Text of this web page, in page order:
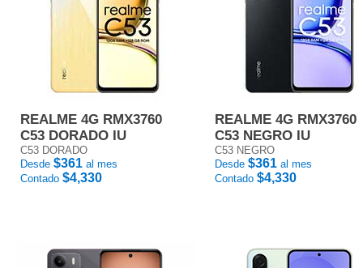
REALME 4G RMX3760
C53 DORADO IU
C53 DORADO
Desde $361 al mes
Contado $4,330
REALME 4G RMX3760
C53 NEGRO IU
C53 NEGRO
Desde $361 al mes
Contado $4,330